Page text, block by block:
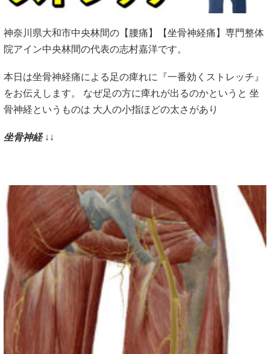
神奈川県大和市中央林間の【腰痛】【坐骨神経痛】専門整体
院アイン中央林間の代表の志村嘉洋です。
本日は坐骨神経痛による足の痺れに『一番効くストレッチ』
をお伝えします。 なぜ足の方に痺れが出るのかというと 坐
骨神経というものは 大人の小指ほどの太さがあり
坐骨神経↓↓